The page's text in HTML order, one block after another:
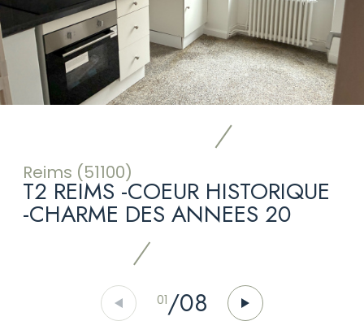
Reims (51100)
T2 REIMS -COEUR HISTORIQUE
-CHARME DES ANNEES 20
01/08